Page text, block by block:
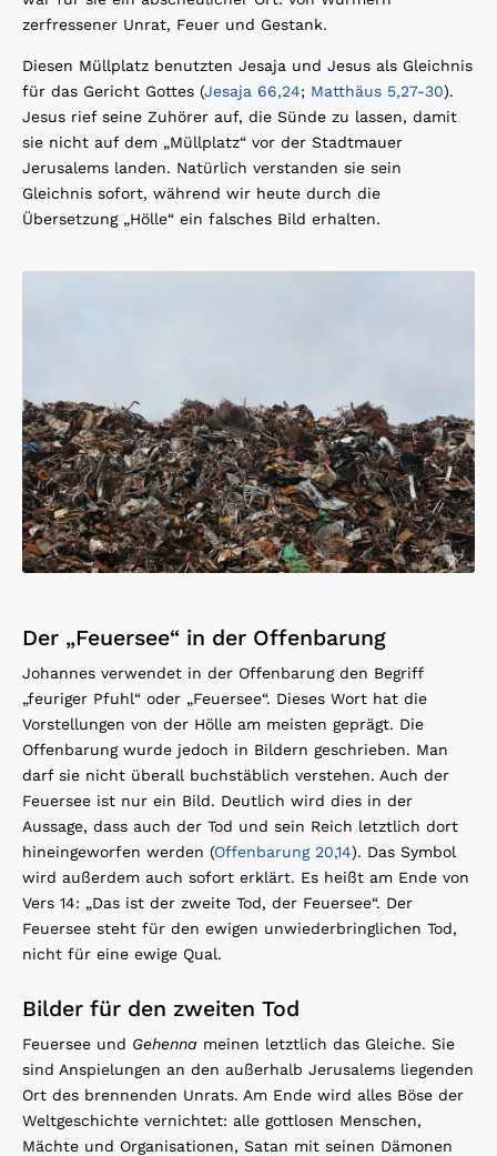
zerfressener Unrat, Feuer und Gestank.
Diesen Müllplatz benutzten Jesaja und Jesus als Gleichnis
für das Gericht Gottes (Jesaja 66,24; Matthäus 5,27-30).
Jesus rief seine Zuhörer auf, die Sünde zu lassen, damit
sie nicht auf dem „Müllplatz“ vor der Stadtmauer
Jerusalems landen. Natürlich verstanden sie sein
Gleichnis sofort, während wir heute durch die
Übersetzung „Hölle“ ein falsches Bild erhalten.
Der „Feuersee“ in der Offenbarung
Johannes verwendet in der Offenbarung den Begriff
„feuriger Pfuhl“ oder „Feuersee“. Dieses Wort hat die
Vorstellungen von der Hölle am meisten geprägt. Die
Offenbarung wurde jedoch in Bildern geschrieben. Man
darf sie nicht überall buchstäblich verstehen. Auch der
Feuersee ist nur ein Bild. Deutlich wird dies in der
Aussage, dass auch der Tod und sein Reich letztlich dort
hineingeworfen werden (Offenbarung 20,14). Das Symbol
wird außerdem auch sofort erklärt. Es heißt am Ende von
Vers 14: „Das ist der zweite Tod, der Feuersee“. Der
Feuersee steht für den ewigen unwiederbringlichen Tod,
nicht für eine ewige Qual.
Bilder für den zweiten Tod
Feuersee und Gehenna meinen letztlich das Gleiche. Sie
sind Anspielungen an den außerhalb Jerusalems liegenden
Ort des brennenden Unrats. Am Ende wird alles Böse der
Weltgeschichte vernichtet: alle gottlosen Menschen,
Mächte und Organisationen, Satan mit seinen Dämonen